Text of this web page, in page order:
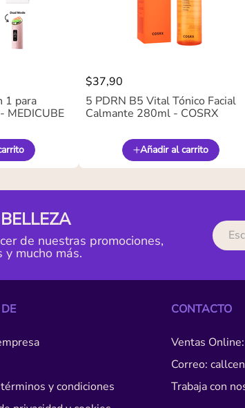
1 para
MEDICUBE
$37,90
5 PDRN B5 Vital Tónico Facial
Calmante 280ml - COSRX
Añadir al carrito
de nuestras promociones,
y mucho más.
y condiciones
CONTACTO
Ventas
Correo:
Trabaja con